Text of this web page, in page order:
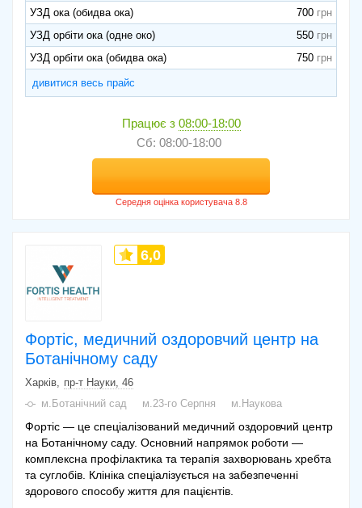
УЗД ока (обидва ока)
700
УЗД орбіти ока (одне око)
550
УЗД орбіти ока (обидва ока)
750
дивитися весь прайс
Працює з 08:00-18:00
Сб: 08:00-18:00
Фортіс, медичний оздоровчий центр на
Ботанічному саду
6,0
Харків
пр-т Науки, 46
м.Ботанічний сад
м.23-го Серпня м.Наукова
Фортіс — це спеціалізований медичний оздоровчий центр
на Ботанічному саду. Основний напрямок роботи —
комплексна профілактика та терапія захворювань хребта
та суглобів. Клініка спеціалізується на забезпеченні
здорового способу життя для пацієнтів.